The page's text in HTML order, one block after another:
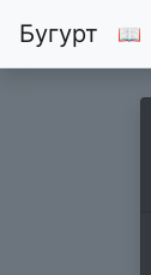
Бугурт 📖